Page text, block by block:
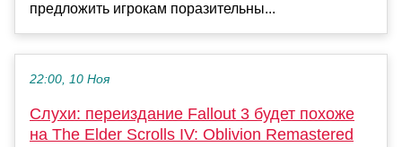
предложить игрокам поразительны...
22:00, 10 Ноя
Слухи: переиздание Fallout 3 будет похоже
на The Elder Scrolls IV: Oblivion Remastered